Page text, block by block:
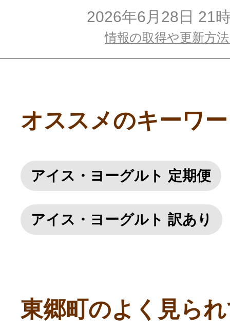
2026年6月28日 21
情報の取得や更新方
オススメのキーワ
アイス・ヨーグルト 定期便
アイス・ヨーグルト 訳あり
東郷町のよく見ら